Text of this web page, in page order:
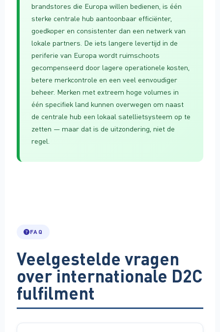
brandstores die Europa willen bedienen, is één
sterke centrale hub aantoonbaar efficiënter,
goedkoper en consistenter dan een netwerk van
lokale partners. De iets langere levertijd in de
periferie van Europa wordt ruimschoots
gecompenseerd door lagere operationele kosten,
betere merkcontrole en een veel eenvoudiger
beheer. Merken met extreem hoge volumes in
één specifiek land kunnen overwegen om naast
de centrale hub een lokaal satellietsysteem op te
zetten — maar dat is de uitzondering, niet de
regel.
FAQ
Veelgestelde vragen
over internationale D2C
fulfilment